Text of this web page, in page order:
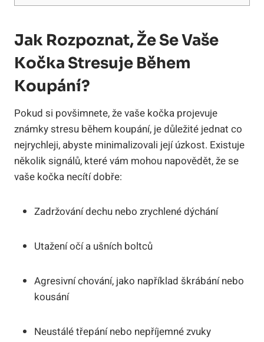
Jak Rozpoznat, Že Se Vaše
Kočka Stresuje Během
Koupání?
Pokud si povšimnete, že vaše kočka projevuje
známky stresu během koupání, je důležité jednat co
nejrychleji, abyste minimalizovali její úzkost. Existuje
několik signálů, které vám mohou napovědět, že se
vaše kočka necítí dobře:
Zadržování dechu nebo zrychlené dýchání
Utažení očí a ušních boltců
Agresivní chování, jako například škrábání nebo
kousání
Neustálé třepání nebo nepříjemné zvuky